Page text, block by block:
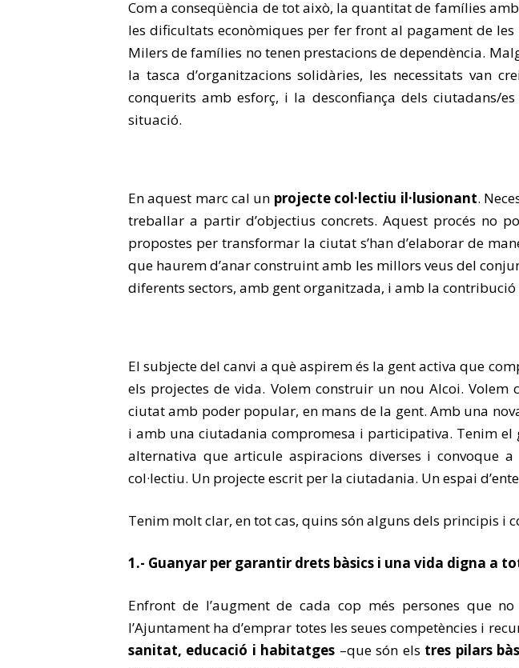
Com a conseqüència de tot això, la quantitat de famílies
les dificultats econòmiques per fer front al pagament de
Milers de famílies no tenen prestacions de dependència.
la tasca d’organitzacions solidàries, les necessitats van
conquerits amb esforç, i la desconfiança dels ciutadans/
situació.
En aquest marc cal un projecte col·lectiu il·lusionant.
treballar a partir d’objectius concrets. Aquest procés no
propostes per transformar la ciutat s’han d’elaborar de
que haurem d’anar construint amb les millors veus del
diferents sectors, amb gent organitzada, i amb la
El subjecte del canvi a què aspirem és la gent activa que
els projectes de vida. Volem construir un nou Alcoi.
ciutat amb poder popular, en mans de la gent. Amb una
i amb una ciutadania compromesa i participativa. Tenim
alternativa que articule aspiracions diverses i convoque
col·lectiu. Un projecte escrit per la ciutadania. Un espai
Tenim molt clar, en tot cas, quins són alguns dels principis
1.- Guanyar per garantir drets bàsics i una vida digna a
Enfront de l’augment de cada cop més persones que
l’Ajuntament ha d’emprar totes les seues competències i
sanitat, educació i habitatges –que són els tres pilars